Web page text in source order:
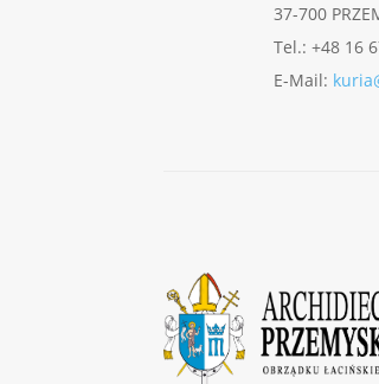
37-700
Tel.: +48 16
E-Mail: